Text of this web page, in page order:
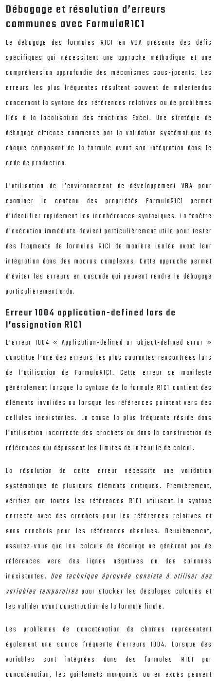
Débogage et résolution d’erreurs
communes avec FormulaR1C1
Le débogage des formules R1C1 en VBA présente des défis
spécifiques qui nécessitent une approche méthodique et une
compréhension approfondie des mécanismes sous-jacents. Les
erreurs les plus fréquentes résultent souvent de malentendus
concernant la syntaxe des références relatives ou de problèmes
liés à la localisation des fonctions Excel. Une stratégie de
débogage efficace commence par la validation systématique de
chaque composant de la formule avant son intégration dans le
code de production.
L’utilisation de l’environnement de développement VBA pour
examiner le contenu des propriétés FormulaR1C1 permet
d’identifier rapidement les incohérences syntaxiques. La fenêtre
d’exécution immédiate devient particulièrement utile pour tester
des fragments de formules R1C1 de manière isolée avant leur
intégration dans des macros complexes. Cette approche permet
d’éviter les erreurs en cascade qui peuvent rendre le débogage
particulièrement ardu.
Erreur 1004 application-defined lors de
l’assignation R1C1
L’erreur 1004 « Application-defined or object-defined error »
constitue l’une des erreurs les plus courantes rencontrées lors
de l’utilisation de FormulaR1C1. Cette erreur se manifeste
généralement lorsque la syntaxe de la formule R1C1 contient des
éléments invalides ou lorsque les références pointent vers des
cellules inexistantes. La cause la plus fréquente réside dans
l’utilisation incorrecte des crochets ou dans la construction de
références qui dépassent les limites de la feuille de calcul.
La résolution de cette erreur nécessite une validation
systématique de plusieurs éléments critiques. Premièrement,
vérifiez que toutes les références R1C1 utilisent la syntaxe
correcte avec des crochets pour les références relatives et
sans crochets pour les références absolues. Deuxièmement,
assurez-vous que les calculs de décalage ne génèrent pas de
références vers des lignes négatives ou des colonnes
inexistantes. Une technique éprouvée consiste à utiliser des
variables temporairespour stocker les décalages calculés et
les valider avant construction de la formule finale.
Les problèmes de concaténation de chaînes représentent
également une source fréquente d’erreurs 1004. Lorsque des
variables sont intégrées dans des formules R1C1 par
concaténation, les guillemets manquants ou en excès peuvent